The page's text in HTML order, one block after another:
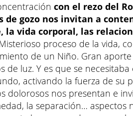
con el rezo del
de gozo nos invitan a
la vida corporal, las
proceso de la vida,
de un Niño. Gran
de luz. Y es que se
activando la fuerza de su
dolorosos nos presentan e
la separación… aspectos